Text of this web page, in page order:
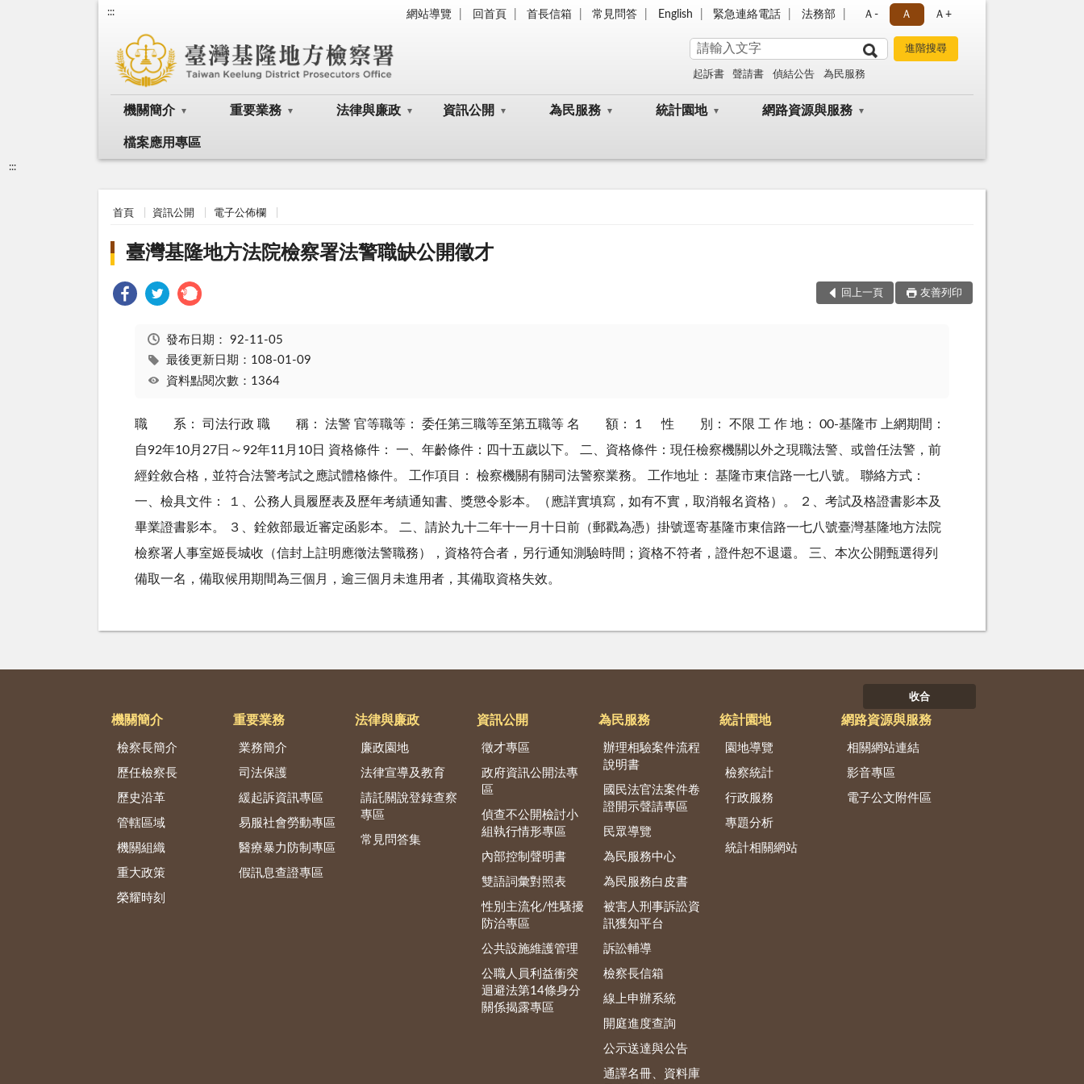
::: 網站導覽 回首頁 首長信箱 常見問答 English 緊急連絡電話 法務部 Ａ- Ａ Ａ+
起訴書 聲請書 偵結公告 為民服務
機關簡介 重要業務 法律與廉政 資訊公開 為民服務 統計園地 網路資源與服務
檔案應用專區
:::
首頁 資訊公開 電子公佈欄
臺灣基隆地方法院檢察署法警職缺公開徵才
回上一頁 友善列印
發布日期： 92-11-05
最後更新日期：108-01-09
資料點閱次數：1364
職 系： 司法行政 職 稱： 法警 官等職等： 委任第三職等至第五職等 名 額： 1 性 別： 不限 工 作 地： 00-基隆巿 上網期間：
自92年10月27日～92年11月10日 資格條件： 一、年齡條件：四十五歲以下。 二、資格條件：現任檢察機關以外之現職法警、或曾任法警，前
經銓敘合格，並符合法警考試之應試體格條件。 工作項目： 檢察機關有關司法警察業務。 工作地址： 基隆市東信路一七八號。 聯絡方式：
一、檢具文件： １、公務人員履歷表及歷年考績通知書、獎懲令影本。（應詳實填寫，如有不實，取消報名資格）。 ２、考試及格證書影本及
畢業證書影本。 ３、銓敘部最近審定函影本。 二、請於九十二年十一月十日前（郵戳為憑）掛號逕寄基隆市東信路一七八號臺灣基隆地方法院
檢察署人事室姬長城收（信封上註明應徵法警職務），資格符合者，另行通知測驗時間；資格不符者，證件恕不退還。 三、本次公開甄選得列
備取一名，備取候用期間為三個月，逾三個月未進用者，其備取資格失效。
收合
機關簡介
檢察長簡介
歷任檢察長
歷史沿革
管轄區域
機關組織
重大政策
榮耀時刻
重要業務
業務簡介
司法保護
緩起訴資訊專區
易服社會勞動專區
醫療暴力防制專區
假訊息查證專區
法律與廉政
廉政園地
法律宣導及教育
請託關說登錄查察
專區
常見問答集
資訊公開
徵才專區
政府資訊公開法專
區
偵查不公開檢討小
組執行情形專區
內部控制聲明書
雙語詞彙對照表
性別主流化/性騷擾
防治專區
公共設施維護管理
公職人員利益衝突
迴避法第14條身分
關係揭露專區
為民服務
辦理相驗案件流程
說明書
國民法官法案件卷
證開示聲請專區
民眾導覽
為民服務中心
為民服務白皮書
被害人刑事訴訟資
訊獲知平台
訴訟輔導
檢察長信箱
線上申辦系統
開庭進度查詢
公示送達與公告
通譯名冊、資料庫
統計園地
園地導覽
檢察統計
行政服務
專題分析
統計相關網站
網路資源與服務
相關網站連結
影音專區
電子公文附件區